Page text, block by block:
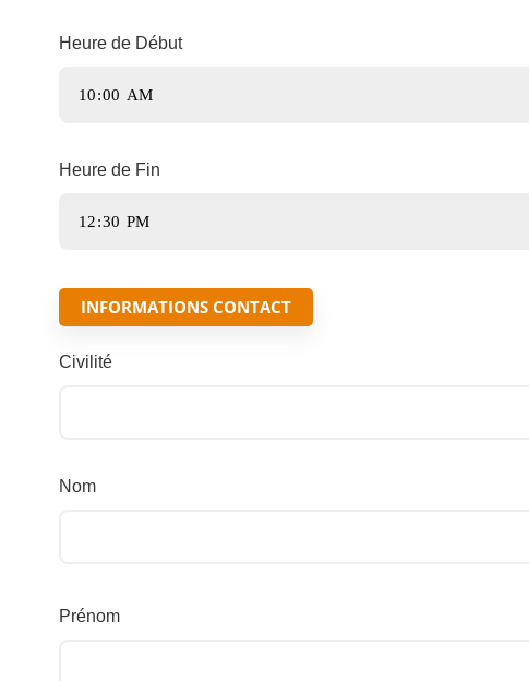
Heure de Début
Heure de Fin
INFORMATIONS CONTACT
Civilité
Nom
Prénom